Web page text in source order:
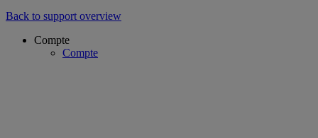
Back to support overview
Compte
Compte